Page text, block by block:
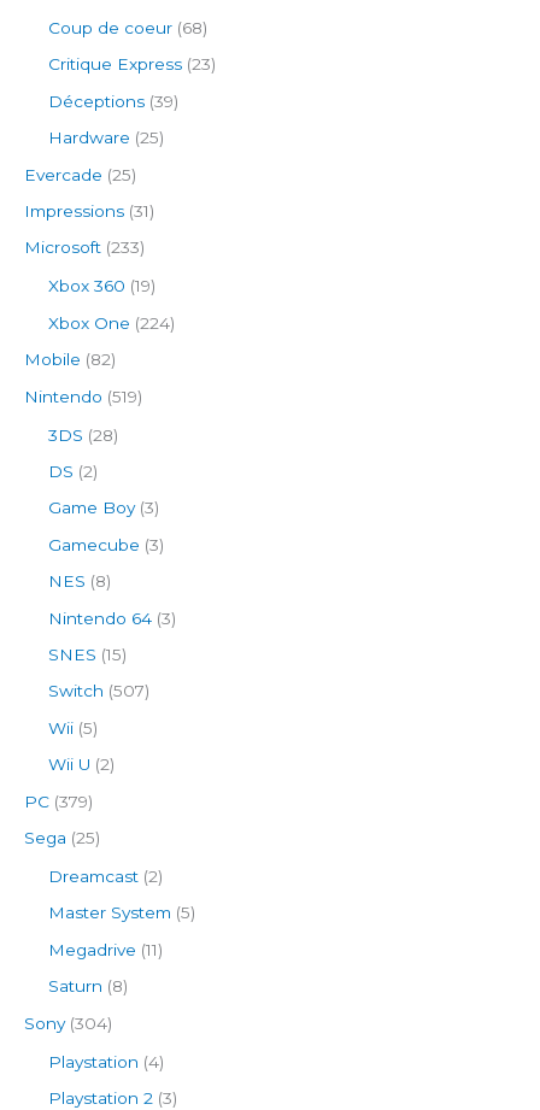
Coup de coeur (68)
Critique Express (23)
Déceptions (39)
Hardware (25)
Evercade (25)
Impressions (31)
Microsoft (233)
Xbox 360 (19)
Xbox One (224)
Mobile (82)
Nintendo (519)
3DS (28)
DS (2)
Game Boy(3)
Gamecube (3)
NES (8)
Nintendo 64 (3)
SNES (15)
Switch (507)
Wii (5)
Wii U (2)
PC (379)
Sega (25)
Dreamcast (2)
Master System (5)
Megadrive (11)
Saturn (8)
Sony(304)
Playstation (4)
Playstation 2 (3)